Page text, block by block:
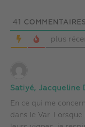
41 COMMENTAIRES
plus
Satiyé, Jacqueline
En ce qui me
dans le Var.